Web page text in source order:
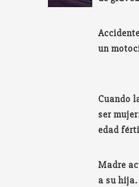
un
Cuando
ser
edad
Madre
a su hija.